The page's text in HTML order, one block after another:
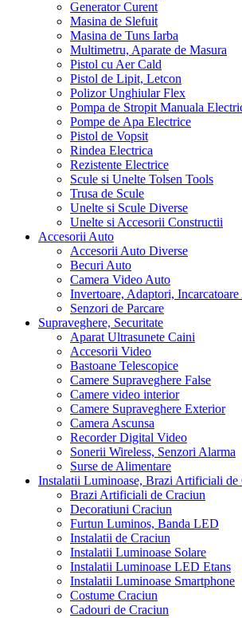
Generator Curent
Masina de Slefuit
Masina de Tuns Iarba
Multimetru, Aparate de Masura
Pistol cu Aer Cald
Pistol de Lipit, Letcon
Polizor Unghiular Flex
Pompa de Stropit Manuala
Pompe de Apa Electrice
Pistol de Vopsit
Rindea Electrica
Rezistente Electrice
Scule si Unelte Tolsen Tools
Trusa de Scule
Unelte si Scule Diverse
Unelte si Accesorii Constructii
Accesorii Auto
Accesorii Auto Diverse
Becuri Auto
Camera Video Auto
Invertoare, Adaptori,
Senzori de Parcare
Supraveghere, Securitate
Aparat Ultrasunete Caini
Accesorii Video
Bastoane Telescopice
Camere Supraveghere False
Camere video interior
Camere Supraveghere Exterior
Camera Ascunsa
Recorder Digital Video
Sonerii Wireless, Senzori Alarma
Surse de Alimentare
Instalatii Luminoase, Brazi Artificiali de
Brazi Artificiali de Craciun
Decoratiuni Craciun
Furtun Luminos, Banda LED
Instalatii de Craciun
Instalatii Luminoase Solare
Instalatii Luminoase LED Etans
Instalatii Luminoase Smartphone
Costume Craciun
Cadouri de Craciun